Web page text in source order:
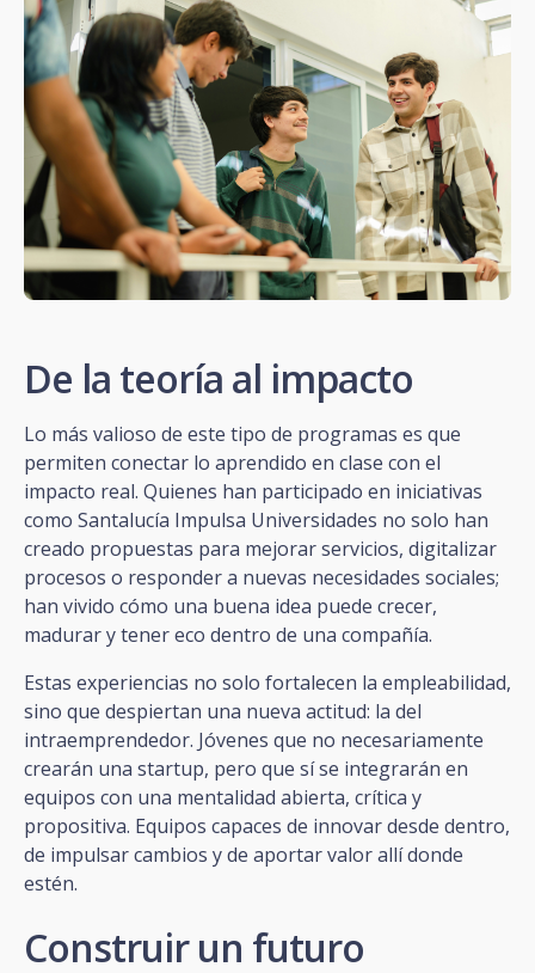
De la teoría al impacto
Lo más valioso de este tipo de programas es que
permiten conectar lo aprendido en clase con el
impacto real. Quienes han participado en iniciativas
como Santalucía Impulsa Universidades no solo han
creado propuestas para mejorar servicios, digitalizar
procesos o responder a nuevas necesidades sociales;
han vivido cómo una buena idea puede crecer,
madurar y tener eco dentro de una compañía.
Estas experiencias no solo fortalecen la empleabilidad,
sino que despiertan una nueva actitud: la del
intraemprendedor. Jóvenes que no necesariamente
crearán una startup, pero que sí se integrarán en
equipos con una mentalidad abierta, crítica y
propositiva. Equipos capaces de innovar desde dentro,
de impulsar cambios y de aportar valor allí donde
estén.
Construir un futuro